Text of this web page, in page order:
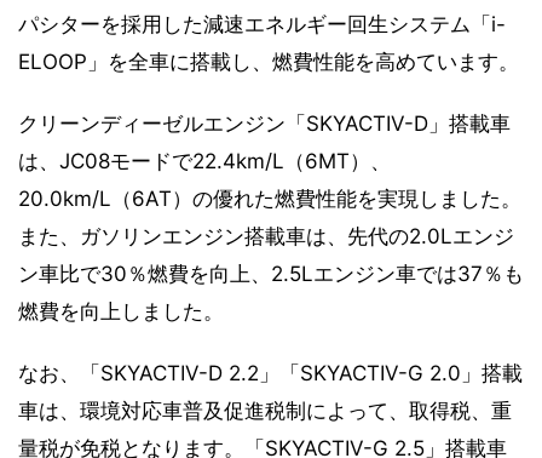
パシターを採用した減速エネルギー回生システム「i-
ELOOP」を全車に搭載し、燃費性能を高めています。
クリーンディーゼルエンジン「SKYACTIV-D」搭載車
は、JC08モードで22.4km/L（6MT）、
20.0km/L（6AT）の優れた燃費性能を実現しました。
また、ガソリンエンジン搭載車は、先代の2.0Lエンジ
ン車比で30％燃費を向上、2.5Lエンジン車では37％も
燃費を向上しました。
なお、「SKYACTIV-D 2.2」「SKYACTIV-G 2.0」搭載
車は、環境対応車普及促進税制によって、取得税、重
量税が免税となります。「SKYACTIV-G 2.5」搭載車